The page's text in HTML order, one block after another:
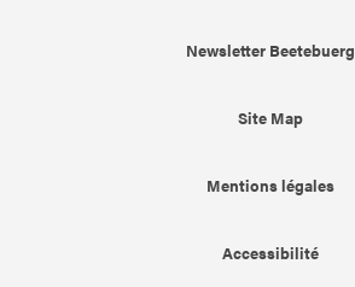
Newsletter Beetebuerg
Site Map
Mentions légales
Accessibilité